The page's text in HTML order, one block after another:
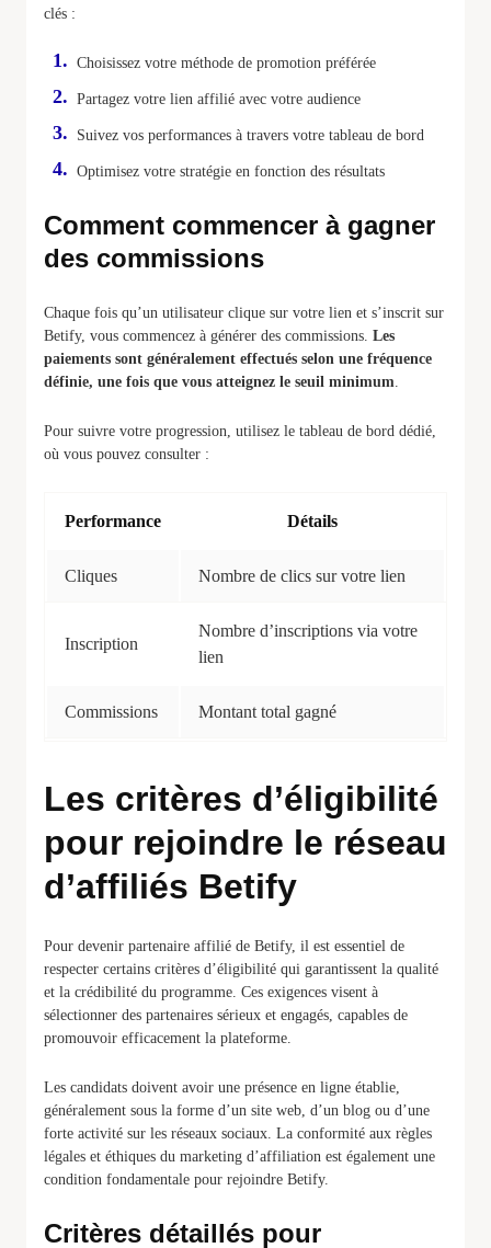
clés :
Choisissez votre méthode de promotion préférée
Partagez votre lien affilié avec votre audience
Suivez vos performances à travers votre tableau de bord
Optimisez votre stratégie en fonction des résultats
Comment commencer à gagner
des commissions
Chaque fois qu’un utilisateur clique sur votre lien et s’inscrit sur
Betify, vous commencez à générer des commissions. Les
paiements sont généralement effectués selon une fréquence
définie, une fois que vous atteignez le seuil minimum.
Pour suivre votre progression, utilisez le tableau de bord dédié,
où vous pouvez consulter :
Performance Détails
Cliques Nombre de clics sur votre lien
Inscription
Nombre d’inscriptions via votre
lien
Commissions Montant total gagné
Les critères d’éligibilité
pour rejoindre le réseau
d’affiliés Betify
Pour devenir partenaire affilié de Betify, il est essentiel de
respecter certains critères d’éligibilité qui garantissent la qualité
et la crédibilité du programme. Ces exigences visent à
sélectionner des partenaires sérieux et engagés, capables de
promouvoir efficacement la plateforme.
Les candidats doivent avoir une présence en ligne établie,
généralement sous la forme d’un site web, d’un blog ou d’une
forte activité sur les réseaux sociaux. La conformité aux règles
légales et éthiques du marketing d’affiliation est également une
condition fondamentale pour rejoindre Betify.
Critères détaillés pour